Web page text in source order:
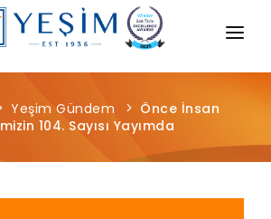
Yeşim Gündem
Önce İnsan
104. Sayısı Yayımda